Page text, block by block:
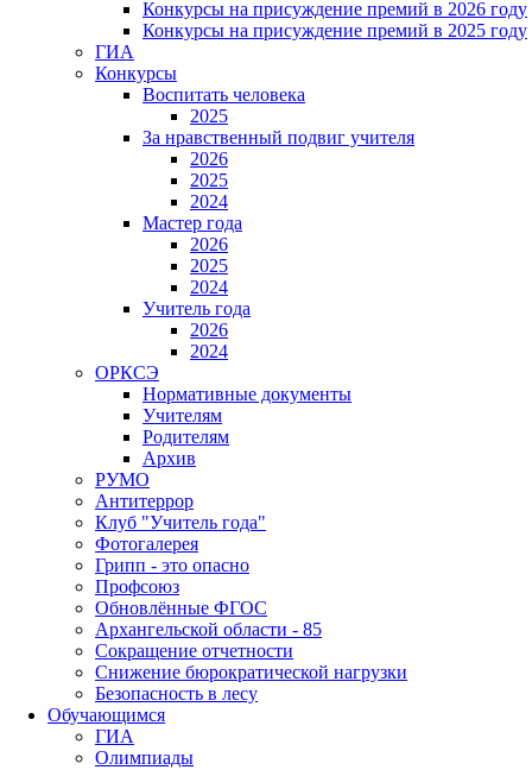
Конкурсы на присуждение премий в 2026 году
Конкурсы на присуждение премий в 2025 году
ГИА
Конкурсы
Воспитать человека
2025
За нравственный подвиг учителя
2026
2025
2024
Мастер года
2026
2025
2024
Учитель года
2026
2024
ОРКСЭ
Нормативные документы
Учителям
Родителям
Архив
РУМО
Антитеррор
Клуб "Учитель года"
Фотогалерея
Грипп - это опасно
Профсоюз
Обновлённые ФГОС
Архангельской области - 85
Сокращение отчетности
Снижение бюрократической нагрузки
Безопасность в лесу
Обучающимся
ГИА
Олимпиады